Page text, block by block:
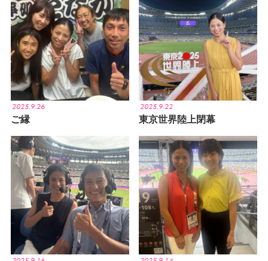
2025.9.26
ご縁
2025.9.22
東京世界陸上閉幕